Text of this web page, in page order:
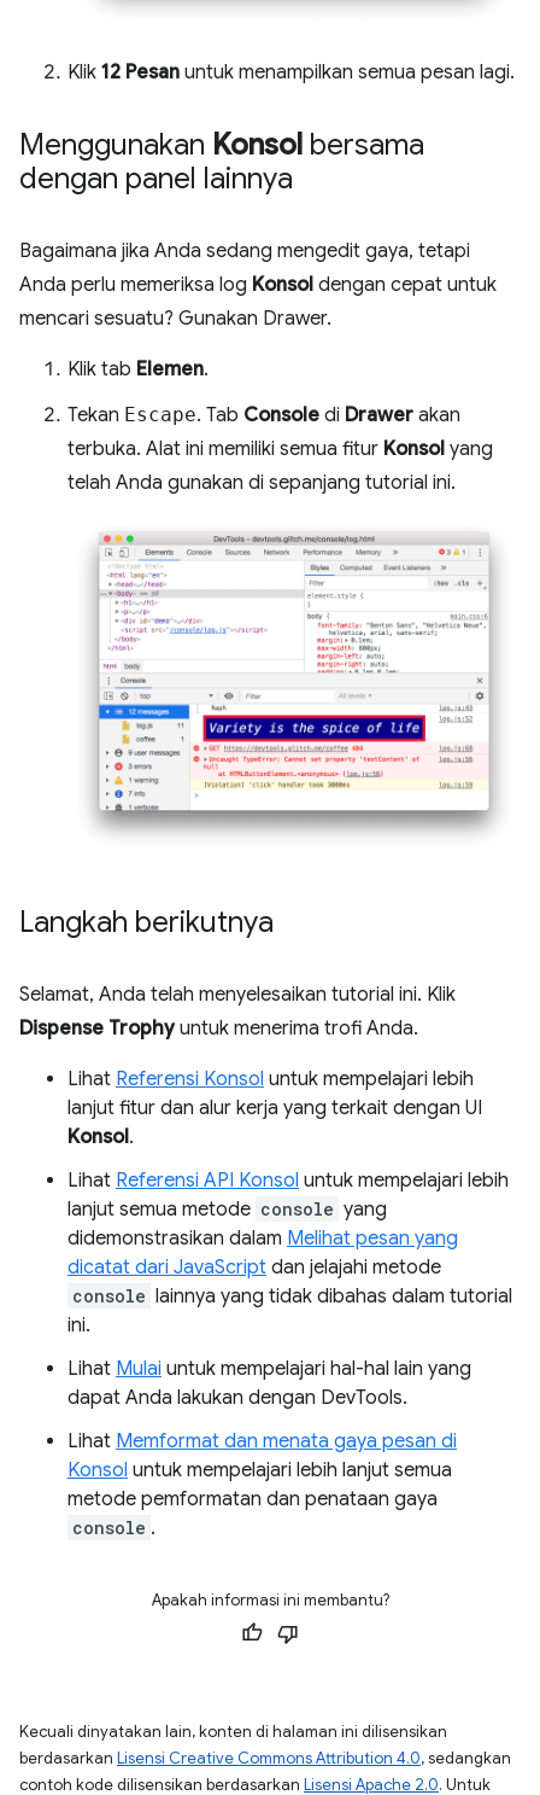
Klik 12 Pesan untuk menampilkan semua pesan lagi.
Menggunakan Konsol bersama
dengan panel lainnya
Bagaimana jika Anda sedang mengedit gaya, tetapi
Anda perlu memeriksa log Konsol dengan cepat untuk
mencari sesuatu? Gunakan Drawer.
Klik tab Elemen.
Tekan Escape. Tab Console di Drawer akan
terbuka. Alat ini memiliki semua fitur Konsol yang
telah Anda gunakan di sepanjang tutorial ini.
Langkah berikutnya
Selamat, Anda telah menyelesaikan tutorial ini. Klik
Dispense Trophyuntuk menerima trofi Anda.
Lihat Referensi Konsol untuk mempelajari lebih
lanjut fitur dan alur kerja yang terkait dengan UI
Konsol.
Lihat Referensi API Konsol untuk mempelajari lebih
lanjut semua metode console yang
didemonstrasikan dalam Melihat pesan yang
dicatat dari JavaScript dan jelajahi metode
console lainnya yang tidak dibahas dalam tutorial
ini.
Lihat Mulai untuk mempelajari hal-hal lain yang
dapat Anda lakukan dengan DevTools.
Lihat Memformat dan menata gaya pesan di
Konsol untuk mempelajari lebih lanjut semua
metode pemformatan dan penataan gaya
console .
Apakah informasi ini membantu?
Kecuali dinyatakan lain, konten di halaman ini dilisensikan
berdasarkan Lisensi Creative Commons Attribution 4.0, sedangkan
contoh kode dilisensikan berdasarkan Lisensi Apache 2.0. Untuk